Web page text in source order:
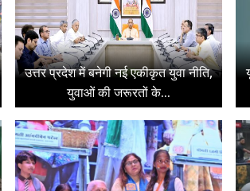
उत्तर प्रदेश में बनेगी नई एकीकृत युवा नीति,
युवाओं की जरूरतों के...